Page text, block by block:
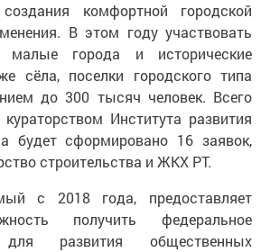
комфортной городской
В этом году участвовать
города и исторические
сёла, поселки городского типа
до 300 тысяч человек. Всего
Института развития
будет сформировано 16 заявок,
строительства и ЖКХ РТ.
с 2018 года, предоставляет
получить федеральное
для развития общественных